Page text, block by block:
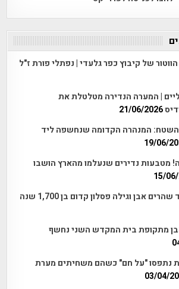
של קיבוץ כפר גלעדי | נפתלי פורת ז"ל
| המערה הנדירה מטלטלת את
21/06/2026
המנהרה הקדומה שנחשפה ליד
19/06/
מטבעות נדירים שנעלמו מהארץ הושבו
15/
אבן וגילה פסלון קדום בן 1,700 שנה
אבן מתקופת בית המקדש השני נחשף
נתפסו "על חם" כשהם משחיתים מערת
03/04/